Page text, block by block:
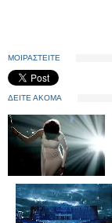
ΜΟΙΡΑΣΤΕΙΤΕ
ΔΕΙΤΕ ΑΚΟΜΑ